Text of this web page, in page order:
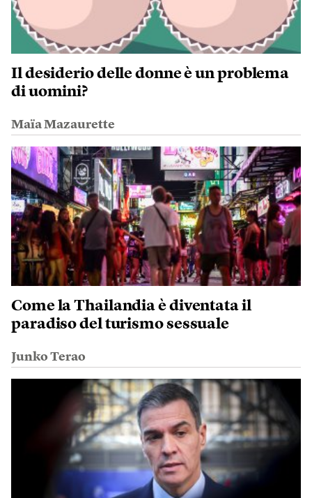
Il desiderio delle donne è un problema
di uomini?
Maïa Mazaurette
Come la Thailandia è diventata il
paradiso del turismo sessuale
Junko Terao